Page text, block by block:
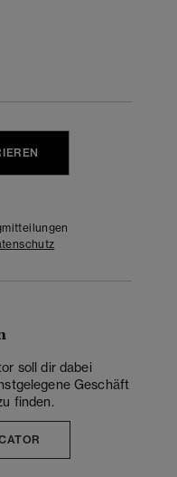
soll dir dabei
Geschäft
finden.